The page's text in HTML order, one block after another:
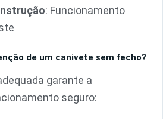
: Funcionamento
de um canivete sem fecho?
garante a
seguro: